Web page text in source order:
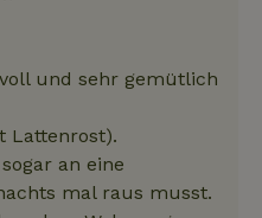
und sehr gemütlich
Lattenrost).
an eine
mal raus musst.